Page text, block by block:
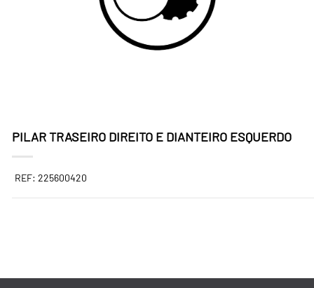
PILAR TRASEIRO DIREITO E DIANTEIRO ESQUERDO
REF: 225600420